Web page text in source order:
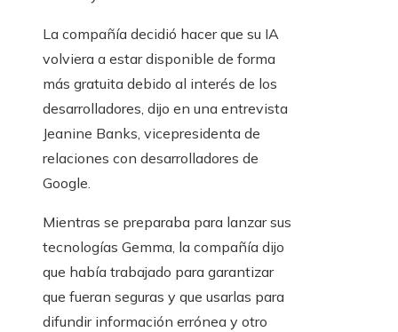
La compañía decidió hacer que su IA
volviera a estar disponible de forma
más gratuita debido al interés de los
desarrolladores, dijo en una entrevista
Jeanine Banks, vicepresidenta de
relaciones con desarrolladores de
Google.
Mientras se preparaba para lanzar sus
tecnologías Gemma, la compañía dijo
que había trabajado para garantizar
que fueran seguras y que usarlas para
difundir información errónea y otro